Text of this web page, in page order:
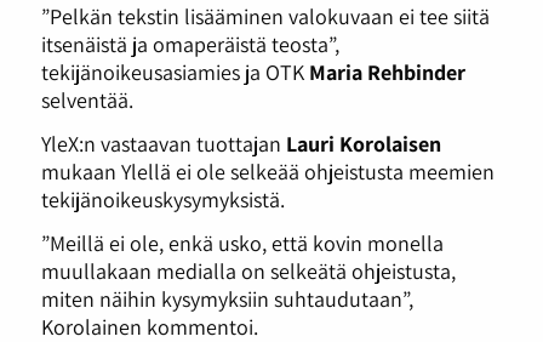
”Pelkän tekstin lisääminen valokuvaan ei tee siitä
itsenäistä ja omaperäistä teosta”,
tekijänoikeusasiamies ja OTK Maria Rehbinder
selventää.
YleX:n vastaavan tuottajan Lauri Korolaisen
mukaan Ylellä ei ole selkeää ohjeistusta meemien
tekijänoikeuskysymyksistä.
”Meillä ei ole, enkä usko, että kovin monella
muullakaan medialla on selkeätä ohjeistusta,
miten näihin kysymyksiin suhtaudutaan”,
Korolainen kommentoi.